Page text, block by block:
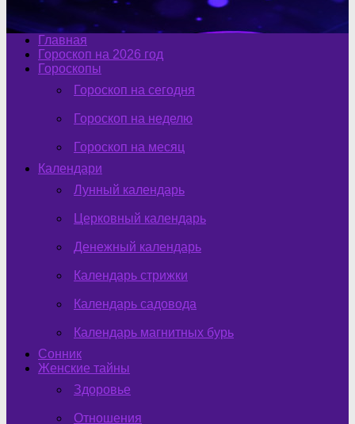
Главная
Гороскоп на 2026 год
Гороскопы
Гороскоп на сегодня
Гороскоп на неделю
Гороскоп на месяц
Календари
Лунный календарь
Церковный календарь
Денежный календарь
Календарь стрижки
Календарь садовода
Календарь магнитных бурь
Сонник
Женские тайны
Здоровье
Отношения